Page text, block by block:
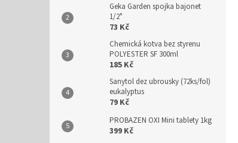
Geka Garden spojka bajonet
1/2"
73 Kč
Chemická kotva bez styrenu
POLYESTER SF 300ml
185 Kč
Sanytol dez ubrousky (72ks/fol)
eukalyptus
79 Kč
PROBAZEN OXI Mini tablety 1kg
399 Kč